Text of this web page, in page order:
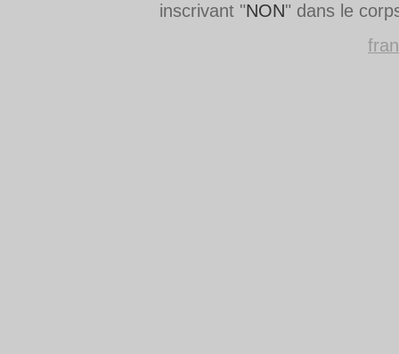
inscrivant "NON" dans le